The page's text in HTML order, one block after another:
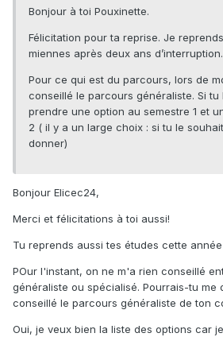
Bonjour à toi Pouxinette.
Félicitation pour ta reprise. Je
miennes après deux ans d’interruption.
Pour ce qui est du parcours, lors de
conseillé le parcours généraliste. Si tu
prendre une option au semestre 1 et
2 ( il y a un large choix : si tu le
donner)
Bonjour Elicec24,
Merci et félicitations à toi aussi!
Tu reprends aussi tes études cette
POur l'instant, on ne m'a rien conseillé
généraliste ou spécialisé. Pourrais-tu me
conseillé le parcours généraliste de ton
Oui, je veux bien la liste des options car